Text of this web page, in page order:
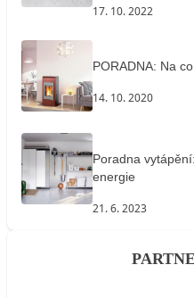
17. 10. 2022
PORADNA: Na
14. 10. 2020
Poradna
energie
21. 6. 2023